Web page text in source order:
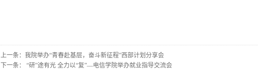
上一条： 我院举办“青春赴基层，奋斗新征程”西部计划分享会
下一条：
“研”途有光 全力以“复”—电信学院举办就业指导交流会